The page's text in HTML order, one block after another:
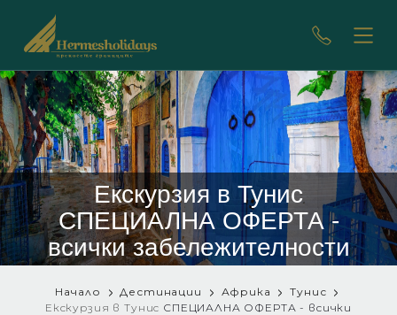
Екскурзия в Тунис
СПЕЦИАЛНА ОФЕРТА -
всички забележителности
Начало Дестинации Африка
Тунис
Екскурзия в Тунис СПЕЦИАЛНА ОФЕРТА - всички